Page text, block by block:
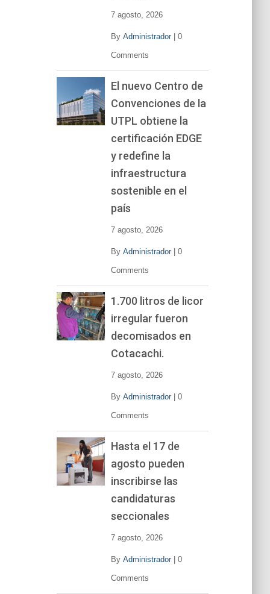
7 agosto, 2026
By Administrador| 0
Comments
El nuevo Centro de
Convenciones de la
UTPL obtiene la
certificación EDGE
y redefine la
infraestructura
sostenible en el
país
7 agosto, 2026
By Administrador| 0
Comments
1.700 litros de licor
irregular fueron
decomisados en
Cotacachi.
7 agosto, 2026
By Administrador| 0
Comments
Hasta el 17 de
agosto pueden
inscribirse las
candidaturas
seccionales
7 agosto, 2026
By Administrador| 0
Comments